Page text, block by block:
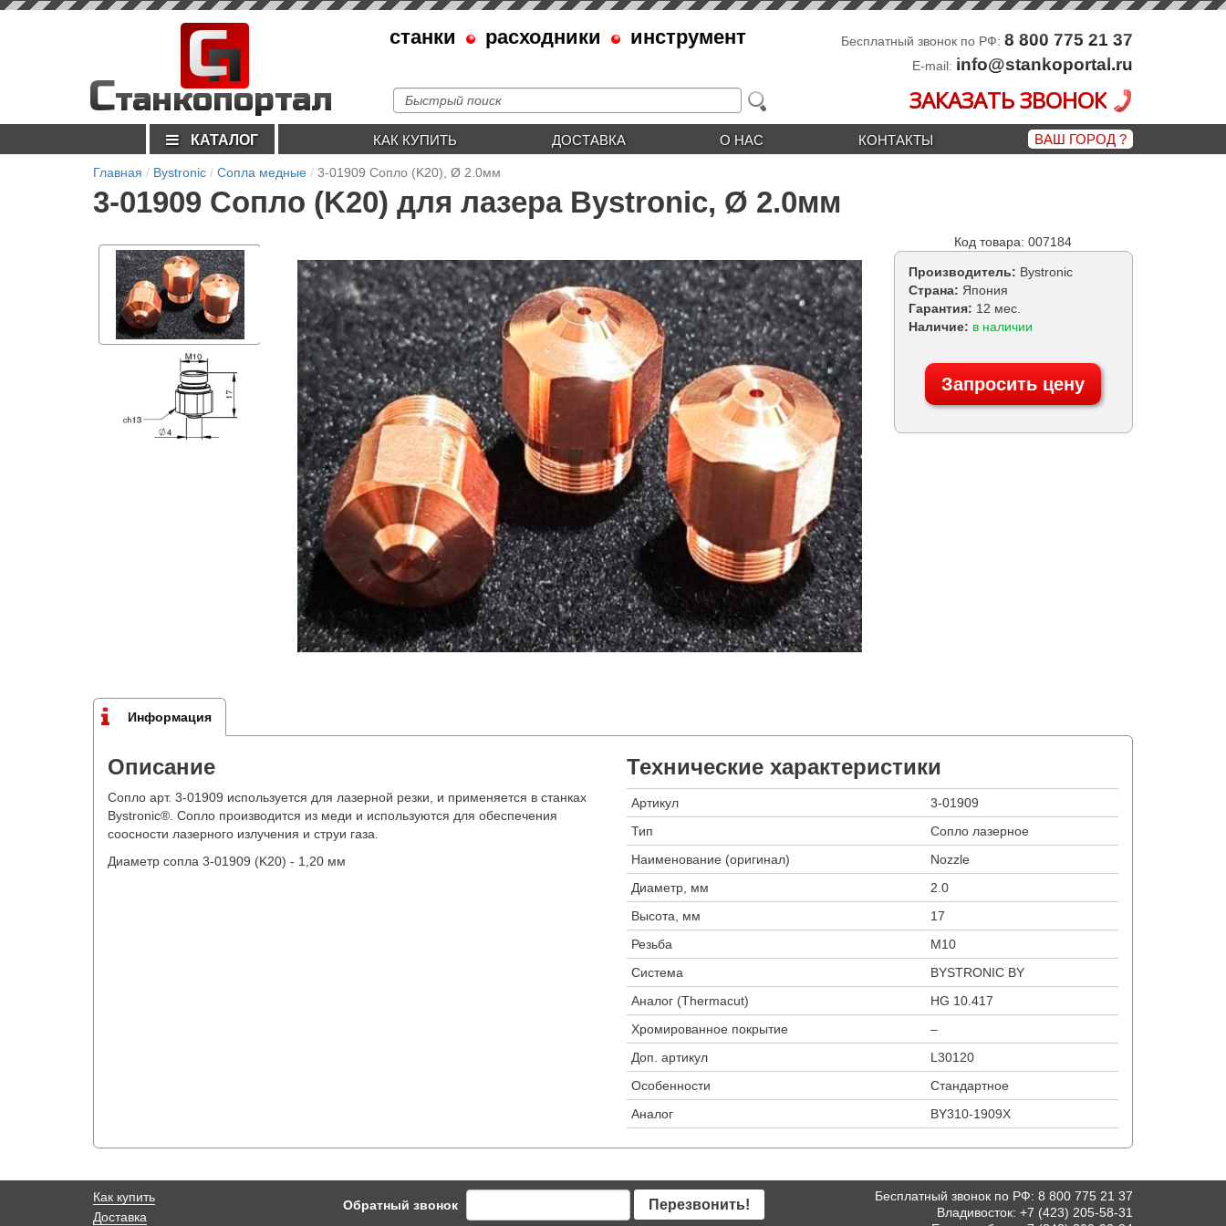
п
С
Станкопортал
станки расходники инструмент Бесплатный звонок по РФ: 8 800 775 21 37
E-mail: info@stankoportal.ru
ЗАКАЗАТЬ ЗВОНОК
КАТАЛОГ КАК КУПИТЬ ДОСТАВКА О НАС КОНТАКТЫ ВАШ ГОРОД?
Главная Bystronic Сопла медные 3-01909 Сопло (K20), Ø 2.0мм
3-01909 Сопло (K20) для лазера Bystronic, Ø 2.0мм
Код товара: 007184
Производитель: Bystronic
Страна: Япония
Гарантия: 12 мес.
Наличие: в наличии
Запросить цену
Информация
Описание
Сопло арт. 3-01909 используется для лазерной резки, и применяется в станках
Bystronic®. Сопло производится из меди и используются для обеспечения
соосности лазерного излучения и струи газа.
Диаметр сопла 3-01909 (K20) - 1,20 мм
Технические характеристики
Артикул
3-01909
Тип
Cопло лазерное
Наименование (оригинал)
Nozzle
Диаметр, мм
2.0
Высота, мм
17
Резьба
М10
Система
BYSTRONIC BY
Аналог (Thermacut)
HG 10.417
Хромированное покрытие
–
Доп. артикул
L30120
Особенности
Стандартное
Аналог
BY310-1909X
Как купить
Доставка
Обратный звонок Перезвонить!
Бесплатный звонок по РФ: 8 800 775 21 37
Владивосток: +7 (423) 205-58-31